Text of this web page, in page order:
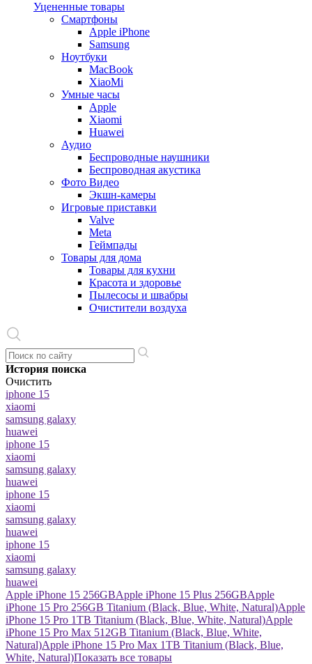
Уцененные товары
Cмартфоны
Apple iPhone
Samsung
Ноутбуки
MacBook
XiaoMi
Умные часы
Apple
Xiaomi
Huawei
Аудио
Беспроводные наушники
Беспроводная акустика
Фото Видео
Экшн-камеры
Игровые приставки
Valve
Meta
Геймпады
Товары для дома
Товары для кухни
Красота и здоровье
Пылесосы и швабры
Очистители воздуха
История поиска
Очистить
iphone 15
xiaomi
samsung galaxy
huawei
iphone 15
xiaomi
samsung galaxy
huawei
iphone 15
xiaomi
samsung galaxy
huawei
iphone 15
xiaomi
samsung galaxy
huawei
Apple iPhone 15 256GBApple iPhone 15 Plus 256GBApple
iPhone 15 Pro 256GB Titanium (Black, Blue, White, Natural)Apple
iPhone 15 Pro 1TB Titanium (Black, Blue, White, Natural)Apple
iPhone 15 Pro Max 512GB Titanium (Black, Blue, White,
Natural)Apple iPhone 15 Pro Max 1TB Titanium (Black, Blue,
White, Natural)Показать все товары